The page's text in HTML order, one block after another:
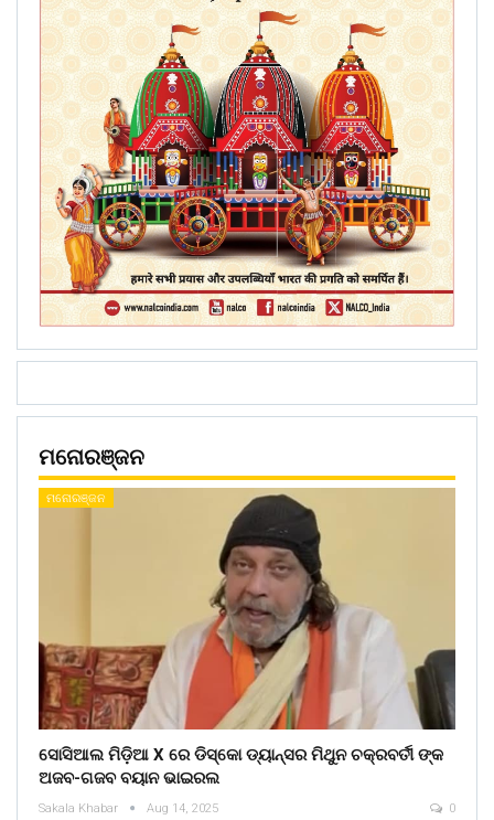
ମନୋରଞ୍ଜନ
ମନୋରଞ୍ଜନ
ସୋସିଆଲ ମିଡ଼ିଆ X ରେ ଡିସ୍କୋ ଡ୍ୟାନ୍ସର ମିଥୁନ ଚକ୍ରବର୍ତୀ ଙ୍କ
ଅଜବ-ଗଜବ ବୟାନ ଭାଇରଲ
Sakala Khabar Aug 14, 2025 0